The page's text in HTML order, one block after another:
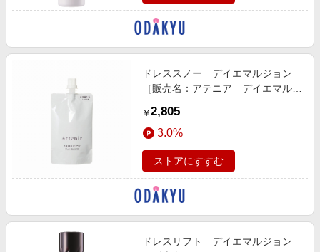
ドレススノー デイエマルジョン
［販売名：アテニア デイエマルジ
￥ 2,805
3.0%
ストアにすすむ
ドレスリフト デイエマルジョン